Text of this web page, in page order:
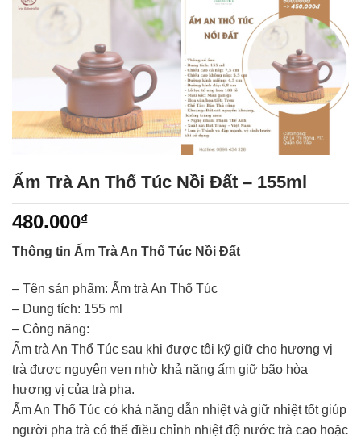
Ấm Trà An Thổ Túc Nồi Đất – 155ml
480.000₫
Thông tin Ấm Trà An Thổ Túc Nồi Đất
– Tên sản phẩm: Ấm trà An Thổ Túc
– Dung tích: 155 ml
– Công năng:
Ấm trà An Thổ Túc sau khi được tôi kỹ giữ cho hương vị
trà được nguyên vẹn nhờ khả năng ấm giữ bão hòa
hương vị của trà pha.
Ấm An Thổ Túc có khả năng dẫn nhiệt và giữ nhiệt tốt giúp
người pha trà có thể điều chỉnh nhiệt độ nước trà cao hoặc